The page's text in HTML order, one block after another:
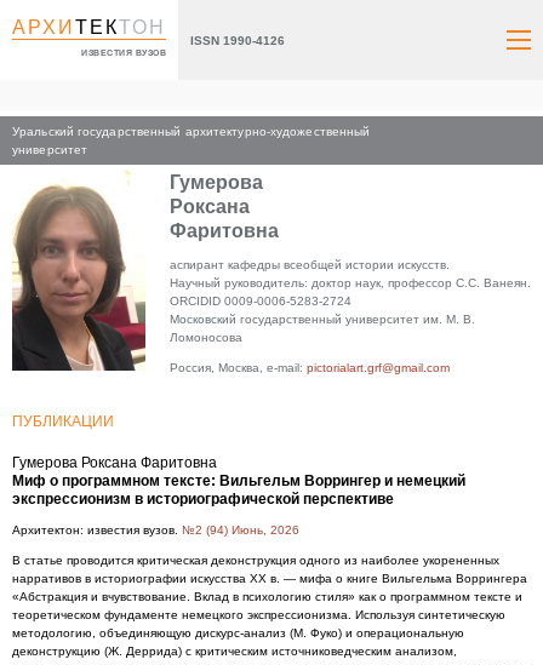
АРХИТЕКТОН
ИЗВЕСТИЯ ВУЗОВ
ISSN 1990-4126
Уральский государственный архитектурно-художественный
университет
Главная
Гумерова
Роксана
Фаритовна
аспирант кафедры всеобщей истории искусств.
Научный руководитель: доктор наук, профессор С.С. Ванеян.
ORCIDID 0009-0006-5283-2724
Московский государственный университет им. М. В.
Ломоносова
Россия, Москва, e-mail: pictorialart.grf@gmail.com
ПУБЛИКАЦИИ
Гумерова Роксана Фаритовна
Миф о программном тексте: Вильгельм Воррингер и немецкий
экспрессионизм в историографической перспективе
Архитектон: известия вузов. №2 (94) Июнь, 2026
В статье проводится критическая деконструкция одного из наиболее укорененных
нарративов в историографии искусства XX в. — мифа о книге Вильгельма Воррингера
«Абстракция и вчувствование. Вклад в психологию стиля» как о программном тексте и
теоретическом фундаменте немецкого экспрессионизма. Используя синтетическую
методологию, объединяющую дискурс-анализ (М. Фуко) и операциональную
деконструкцию (Ж. Деррида) с критическим источниковедческим анализом,